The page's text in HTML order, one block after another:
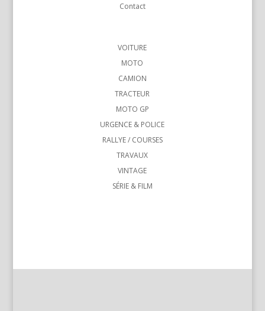
Contact
VOITURE
MOTO
CAMION
TRACTEUR
MOTO GP
URGENCE & POLICE
RALLYE / COURSES
TRAVAUX
VINTAGE
SÉRIE & FILM